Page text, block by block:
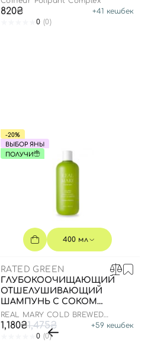
820₴ +41 кешбек
0 (0)
-20%
ВЫБОР ЯНЫ
ПОЛУЧИ
400 мл
RATED GREEN
ГЛУБОКООЧИЩАЮЩИЙ
ОТШЕЛУШИВАЮЩИЙ
ШАМПУНЬ С СОКОМ
РОЗМАРИНА, 400 МЛ
REAL MARY COLD BREWED
ROSEMARY EXFOLIATING SCALP
SHAMPOO
1,180₴1,475₴ +59 кешбек
0 (0)
Вы